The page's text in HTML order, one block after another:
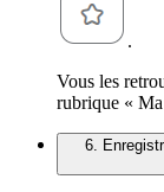
.
Vous les
rubrique «
6.